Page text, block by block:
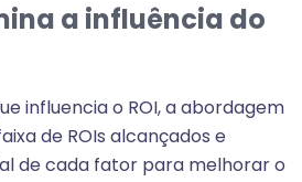
a influência do
influencia o ROI, a abordagem
de ROIs alcançados e
de cada fator para melhorar o